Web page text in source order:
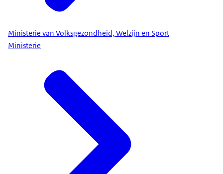
Ministerie van Volksgezondheid, Welzijn en Sport
Ministerie